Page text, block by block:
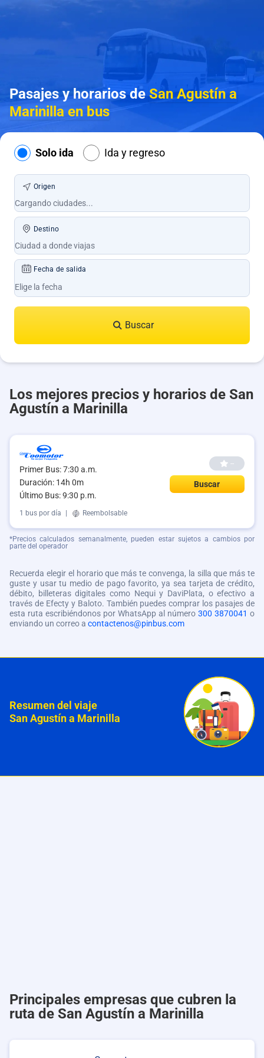
Pasajes y horarios deSan Agustín a
Marinilla en bus
Solo ida Ida y regreso
Origen
Destino
Fecha de salida
Buscar
Los mejores precios y horarios de San
Agustín a Marinilla
Primer Bus: 7:30 a.m.
Duración: 14h 0m
Último Bus: 9:30 p.m.
--
Buscar
1 bus por día Reembolsable
*Precios calculados semanalmente, pueden estar sujetos a cambios por
parte del operador
Recuerda elegir el horario que más te convenga, la silla que más te
guste y usar tu medio de pago favorito, ya sea tarjeta de crédito,
débito, billeteras digitales como Nequi y DaviPlata, o efectivo a
través de Efecty y Baloto. También puedes comprar los pasajes de
esta ruta escribiéndonos por WhatsApp al número 300 3870041 o
enviando un correo a contactenos@pinbus.com
Resumen del viaje
San Agustín a Marinilla
Principales empresas que cubren la
ruta de San Agustín a Marinilla